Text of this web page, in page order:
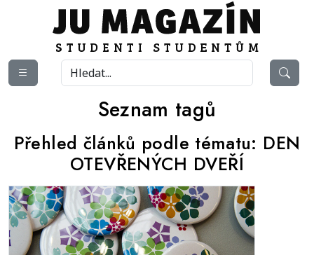
Seznam tagů
Přehled článků podle tématu: DEN
OTEVŘENÝCH DVEŘÍ